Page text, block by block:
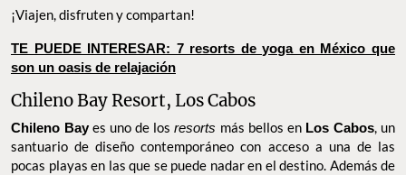
¡Viajen, disfruten y compartan!
TE PUEDE INTERESAR: 7 resorts de yoga en México que son
un oasis de relajación
Chileno Bay Resort, Los Cabos
Chileno Bayes uno de losresorts más bellos enLos Cabos, un
santuario de diseño contemporáneo con acceso a una de las
pocas playas en las que se puede nadar en el destino. Además de